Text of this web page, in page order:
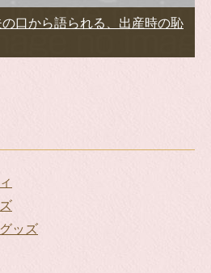
の口から語られる、出産時の恥
ッズ